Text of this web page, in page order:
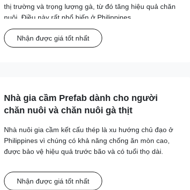
thị trường và trọng lượng gà, từ đó tăng hiệu quả chăn
nuôi. Điều này rất phổ biến ở Philippines.
Nhận được giá tốt nhất
Nhà gia cầm Prefab dành cho người
chăn nuôi và chăn nuôi gà thịt
Nhà nuôi gia cầm kết cấu thép là xu hướng chủ đạo ở
Philippines vì chúng có khả năng chống ăn mòn cao,
được bảo vệ hiệu quả trước bão và có tuổi thọ dài.
Nhận được giá tốt nhất